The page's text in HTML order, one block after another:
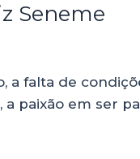
Seneme
a falta de
paixão em ser